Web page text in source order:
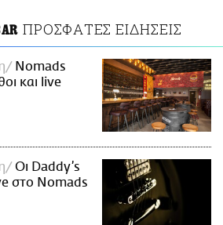
ΠΡΟΣΦΑΤΕΣ ΕΙΔΗΣΕΙΣ
Nomads
και live
Οι Daddy’s
στο Nomads